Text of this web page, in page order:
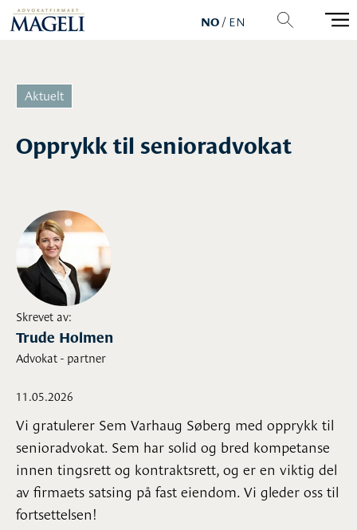
NO/EN
Opprykk til senioradvokat
Skrevet av:
Trude Holmen
Advokat - partner
11.05.2026
Vi gratulerer Sem Varhaug Søberg med opprykk til
senioradvokat. Sem har solid og bred kompetanse
innen tingsrett og kontraktsrett, og er en viktig del
av firmaets satsing på fast eiendom. Vi gleder oss til
fortsettelsen!